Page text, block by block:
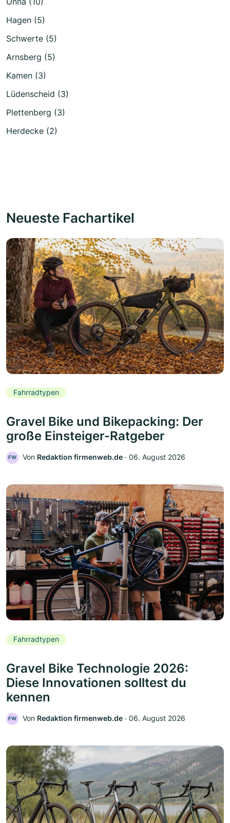
Hagen (5)
Schwerte (5)
Arnsberg (5)
Kamen (3)
Lüdenscheid (3)
Plettenberg (3)
Herdecke (2)
Neueste Fachartikel
Fahrradtypen
Gravel Bike und Bikepacking: Der
große Einsteiger-Ratgeber
FW Von Redaktion firmenweb.de ‧ 06. August 2026
Fahrradtypen
Gravel Bike Technologie 2026:
Diese Innovationen solltest du
kennen
FW Von Redaktion firmenweb.de ‧ 06. August 2026